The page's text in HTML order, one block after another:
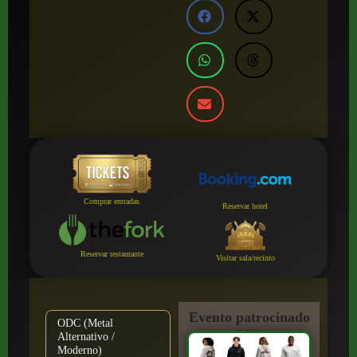
Comprar entradas
Reservar hotel
Reservar restaurante Visitar sala/recinto
ODC (Metal
Alternativo /
Moderno)
Evento patrocinado
por: